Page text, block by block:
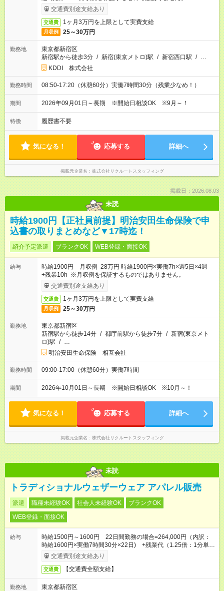
交通費別途支給あり
交通費 1ヶ月3万円を上限として実費支給
月収例 25～30万円
勤務地
東京都新宿区
新宿駅から徒歩3分 / 新宿(東京メトロ)駅 / 新宿西口駅 / …
KDDI 株式会社
勤務時間 08:50-17:20（休憩60分）実働7時間30分（残業少なめ！）
期間 2026年09月01日～長期 ※開始日相談OK ※9月～！
特徴 履歴書不要
気になる！ 応募する 詳細へ
掲載元企業名 株式会社リクルートスタッフィング
掲載日：2026.08.03
未読
時給1900円【正社員前提】明治安田生命保険で申
込書の取りまとめなど▼17時迄！
紹介予定派遣 ブランクOK WEB登録・面接OK
給与
時給1900円 月収例 28万円 時給1900円×実働7h×週5日×4週
+残業10h ※月収例を保証するものではありません。
交通費別途支給あり
交通費 1ヶ月3万円を上限として実費支給
月収例 25～30万円
勤務地
東京都新宿区
新宿駅から徒歩14分 / 都庁前駅から徒歩7分 / 新宿(東京メト
ロ)駅 / …
明治安田生命保険 相互会社
勤務時間 09:00-17:00（休憩60分）実働7時間
期間 2026年10月01日～長期 ※開始日相談OK ※10月～！
気になる！ 応募する 詳細へ
掲載元企業名 株式会社リクルートスタッフィング
未読
トラディショナルウェザーウェア アパレル販売
派遣 職種未経験OK 社会人未経験OK
ブランクOK
WEB登録・面接OK
給与
時給1500円～1600円 22日間勤務の場合=264,000円（内訳：
時給1600円×実働7時間30分×22日) +残業代（1.25倍：1分単位
で支給） ※時給は経験によります
交通費別途支給あり
交通費 【交通費全額支給】
勤務地
東京都新宿区